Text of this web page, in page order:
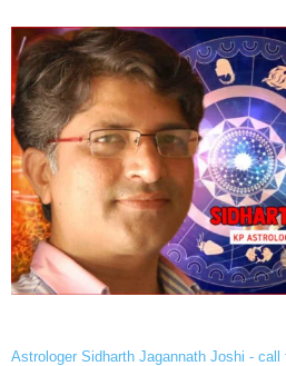
Astrologer Sidharth Jagannath Joshi -